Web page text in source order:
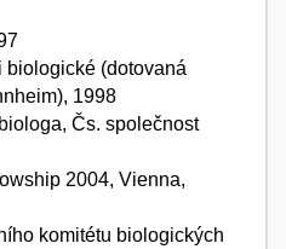
biologické (dotovaná
1998
Čs. společnost
2004, Vienna,
komitétu biologických